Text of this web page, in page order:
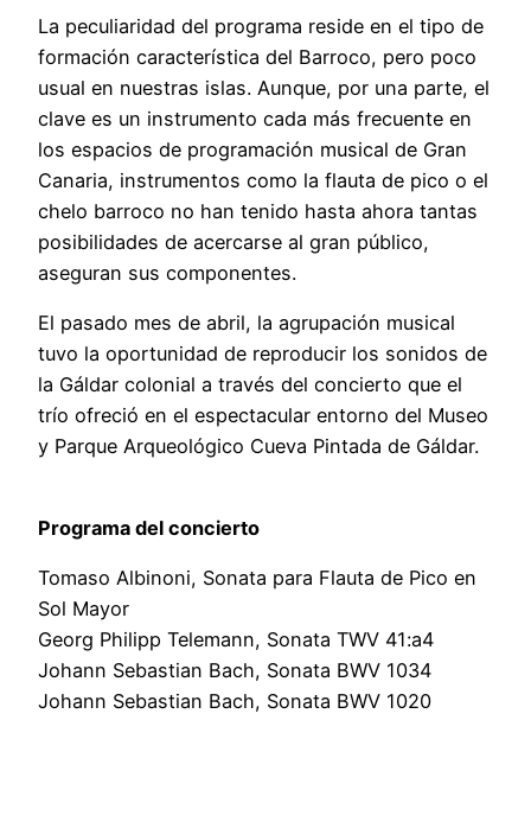
La peculiaridad del programa reside en el tipo de
formación característica del Barroco, pero poco
usual en nuestras islas. Aunque, por una parte, el
clave es un instrumento cada más frecuente en
los espacios de programación musical de Gran
Canaria, instrumentos como la flauta de pico o el
chelo barroco no han tenido hasta ahora tantas
posibilidades de acercarse al gran público,
aseguran sus componentes.
El pasado mes de abril, la agrupación musical
tuvo la oportunidad de reproducir los sonidos de
la Gáldar colonial a través del concierto que el
trío ofreció en el espectacular entorno del Museo
y Parque Arqueológico Cueva Pintada de Gáldar.
Programa del concierto
Tomaso Albinoni, Sonata para Flauta de Pico en
Sol Mayor
Georg Philipp Telemann, Sonata TWV 41:a4
Johann Sebastian Bach, Sonata BWV 1034
Johann Sebastian Bach, Sonata BWV 1020